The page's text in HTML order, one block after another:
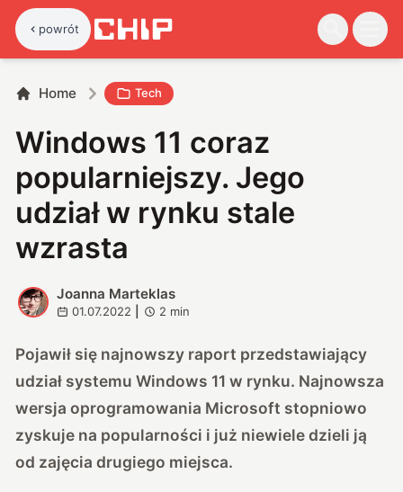
powrót
Home Tech
Windows 11 coraz
popularniejszy. Jego
udział w rynku stale
wzrasta
J
Joanna Marteklas
01.07.2022 2 min
Pojawił się najnowszy raport przedstawiający
udział systemu Windows 11 w rynku. Najnowsza
wersja oprogramowania Microsoft stopniowo
zyskuje na popularności i już niewiele dzieli ją
od zajęcia drugiego miejsca.